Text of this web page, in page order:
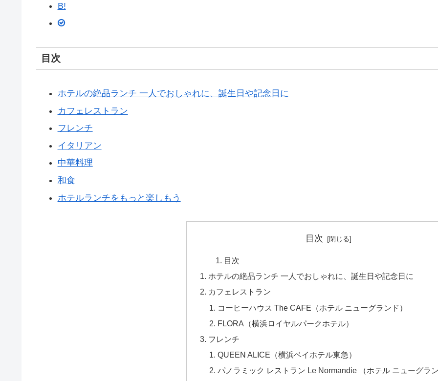
B!
目次
ホテルの絶品ランチ 一人でおしゃれに、誕生日や記念日に
カフェレストラン
フレンチ
イタリアン
中華料理
和食
ホテルランチをもっと楽しもう
目次
目次
ホテルの絶品ランチ 一人でおしゃれに、誕生日や記念日に
カフェレストラン
コーヒーハウス The CAFE（ホテル ニューグランド）
FLORA（横浜ロイヤルパークホテル）
フレンチ
QUEEN ALICE（横浜ベイホテル東急）
パノラミック レストラン Le Normandie （ホテル ニューグラ